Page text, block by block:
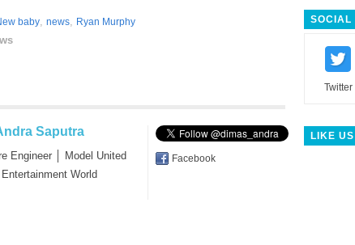
baby, news, Ryan Murphy
Saputra
Engineer │ Model United
World
Facebook
SOCIAL
Twitter
LIKE US